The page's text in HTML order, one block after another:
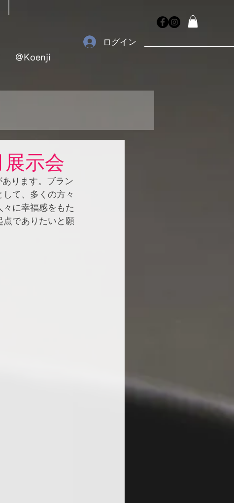
ログイン
＠Koenji
示会
ります。ブラン
て、多くの方々
に幸福感をもた
でありたいと願